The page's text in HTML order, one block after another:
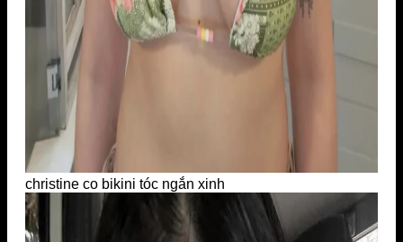
christine co bikini tóc ngắn xinh